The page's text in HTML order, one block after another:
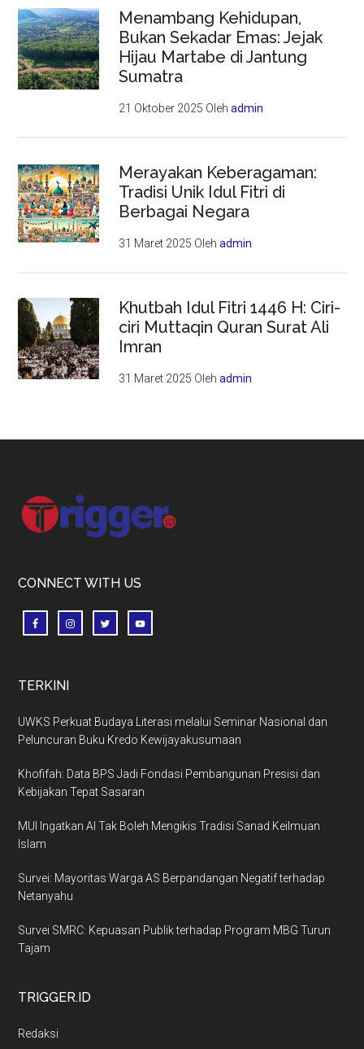
Menambang Kehidupan,
Bukan Sekadar Emas: Jejak
Hijau Martabe di Jantung
Sumatra
21 Oktober 2025 Olehadmin
Merayakan Keberagaman:
Tradisi Unik Idul Fitri di
Berbagai Negara
31 Maret 2025 Olehadmin
Khutbah Idul Fitri 1446 H: Ciri-
ciri Muttaqin Quran Surat Ali
Imran
31 Maret 2025 Olehadmin
Footer
CONNECT WITH US
TERKINI
UWKS Perkuat Budaya Literasi melalui Seminar Nasional dan
Peluncuran Buku Kredo Kewijayakusumaan
Khofifah: Data BPS Jadi Fondasi Pembangunan Presisi dan
Kebijakan Tepat Sasaran
MUI Ingatkan AI Tak Boleh Mengikis Tradisi Sanad Keilmuan
Islam
Survei: Mayoritas Warga AS Berpandangan Negatif terhadap
Netanyahu
Survei SMRC: Kepuasan Publik terhadap Program MBG Turun
Tajam
TRIGGER.ID
Redaksi